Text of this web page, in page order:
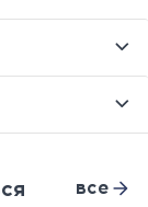
все